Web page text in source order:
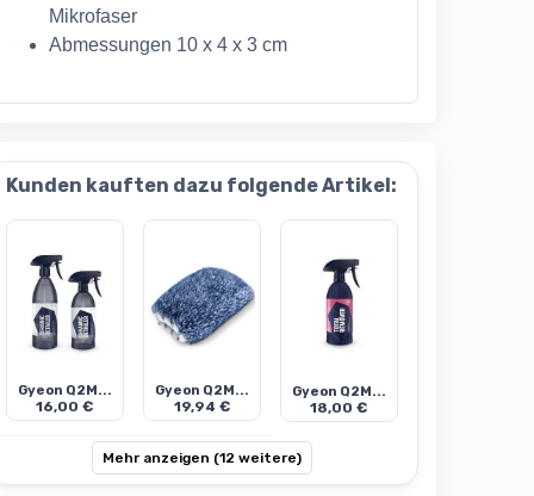
Mikrofaser
Abmessungen 10 x 4 x 3 cm
Kunden kauften dazu folgende Artikel:
Gyeon Q2M...
16,00 €
Gyeon Q2M...
19,94 €
Gyeon Q2M...
18,00 €
Mehr anzeigen (12 weitere)